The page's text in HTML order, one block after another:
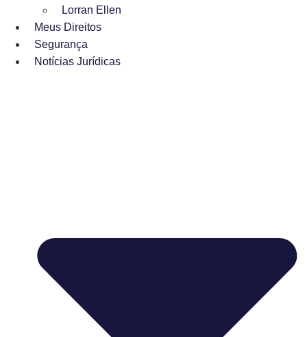
Lorran Ellen
Meus Direitos
Segurança
Notícias Jurídicas